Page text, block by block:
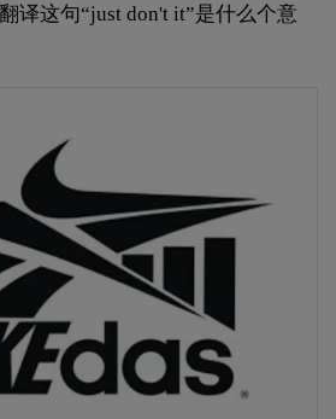
译这句“just don't it”是什么个意